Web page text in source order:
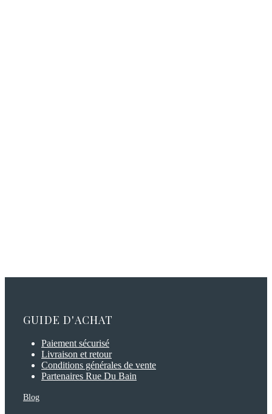
GUIDE D'ACHAT
Paiement sécurisé
Livraison et retour
Conditions générales de vente
Partenaires Rue Du Bain
Blog